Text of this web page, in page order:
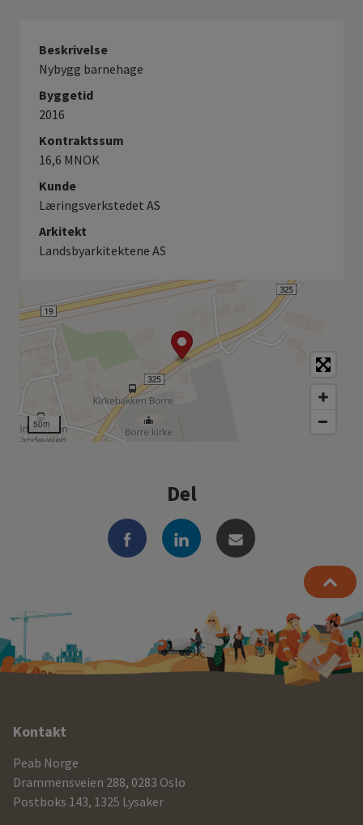
Beskrivelse
Nybygg barnehage
Byggetid
2016
Kontraktssum
16,6 MNOK
Kunde
Læringsverkstedet AS
Arkitekt
Landsbyarkitektene AS
50m
Del
Ytterligere
informasjon
og
kontaktdetaljer
Kontakt
Peab Norge
Drammensveien 288, 0283 Oslo
Postboks 143, 1325 Lysaker